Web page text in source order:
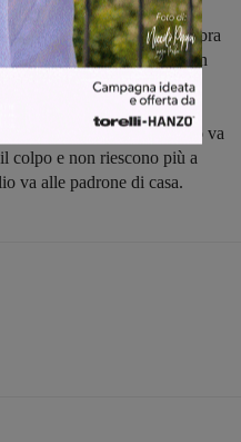
rossoblù a gestire il
di gioco la gara sembra
con la palla che non
a esultare mentre le
gara segnala un fallo di
montevarchine e il punto va
colpo e non riescono più a
va alle padrone di casa.